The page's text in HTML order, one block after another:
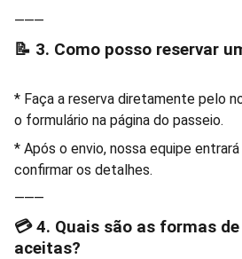
⸻
📝 3. Como posso reservar
* Faça a reserva diretamente pelo
o formulário na página do passeio.
* Após o envio, nossa equipe
confirmar os detalhes.
⸻
💳 4. Quais são as formas
aceitas?